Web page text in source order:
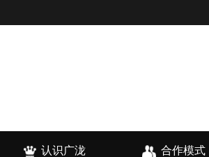
认识广泷 合作模式